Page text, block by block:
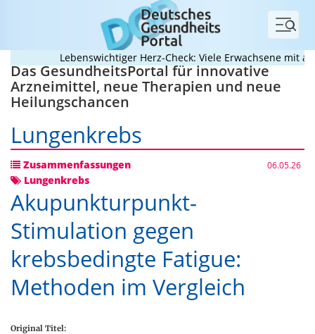
Menü
Lebenswichtiger Herz-Check: Viele Erwachsene mit
Das GesundheitsPortal für innovative
Arzneimittel, neue Therapien und neue
Heilungschancen
Lungenkrebs
Zusammenfassungen 06.05.26
Lungenkrebs
Akupunkturpunkt-
Stimulation gegen
krebsbedingte Fatigue:
Methoden im Vergleich
Original Titel: